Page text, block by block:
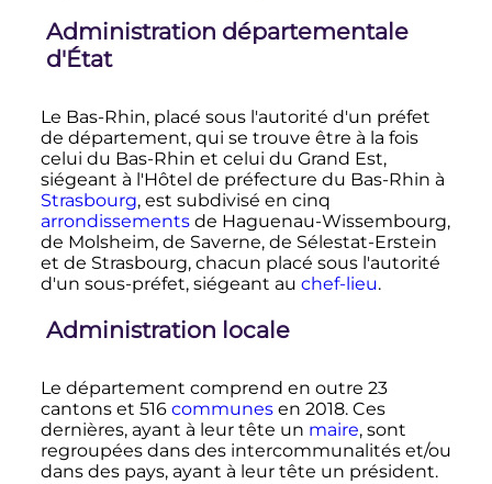
Administration départementale
d'État
Le Bas-Rhin, placé sous l'autorité d'un préfet
de département, qui se trouve être à la fois
celui du Bas-Rhin et celui du Grand Est,
siégeant à l'Hôtel de préfecture du Bas-Rhin à
Strasbourg, est subdivisé en cinq
arrondissementsde Haguenau-Wissembourg,
de Molsheim, de Saverne, de Sélestat-Erstein
et de Strasbourg, chacun placé sous l'autorité
d'un sous-préfet, siégeant au chef-lieu.
Administration locale
Le département comprend en outre 23
cantons et 516 communesen 2018. Ces
dernières, ayant à leur tête un maire, sont
regroupées dans des intercommunalités et/ou
dans des pays, ayant à leur tête un président.